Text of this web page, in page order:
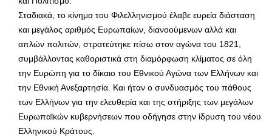
Σταδιακά, το κίνημα του Φιλελληνισμού έλαβε ευρεία διάσταση
και μεγάλος αριθμός Ευρωπαίων, διανοούμενων αλλά και
απλών πολιτών, στρατεύτηκε πίσω στον αγώνα του 1821,
συμβάλλοντας καθοριστικά στη διαμόρφωση κλίματος σε όλη
την Ευρώπη για το δίκαιο του Εθνικού Αγώνα των Ελλήνων και
την Εθνική Ανεξαρτησία. Και ήταν ο συνδυασμός του πάθους
των Ελλήνων για την ελευθερία και της στήριξης των μεγάλων
Ευρωπαϊκών κυβερνήσεων που οδήγησε στην ίδρυση του νέου
Ελληνικού Κράτους.